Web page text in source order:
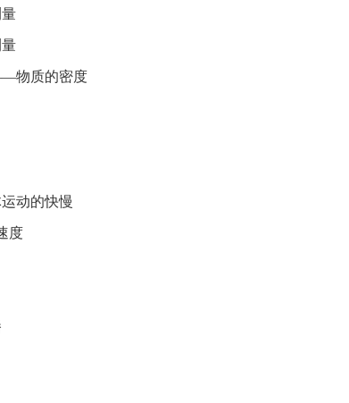
物质的密度
动的快慢
度